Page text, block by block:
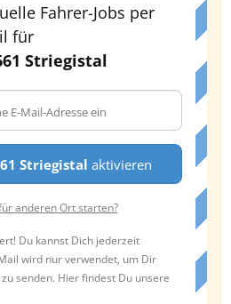
Fahrer-Jobs per
für
Striegistal
Striegistal aktivieren
anderen Ort starten?
Du kannst Dich jederzeit
wird nur verwendet, um Dir
senden. Hier findest Du unsere